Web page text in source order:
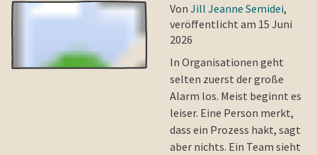
Von Jill Jeanne Semidei,
veröffentlicht am 15 Juni
2026
In Organisationen geht
selten zuerst der große
Alarm los. Meist beginnt es
leiser. Eine Person merkt,
dass ein Prozess hakt, sagt
aber nichts. Ein Team sieht